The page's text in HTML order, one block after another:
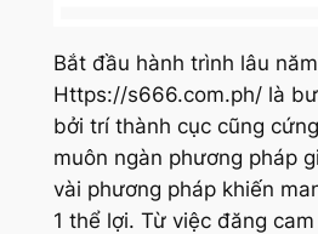
Bắt đầu hành trình lâu
Https://s666.com.ph/ là
bởi trí thành cục cũng
muôn ngàn phương pháp
vài phương pháp khiến
1 thể lợi. Từ việc đăng